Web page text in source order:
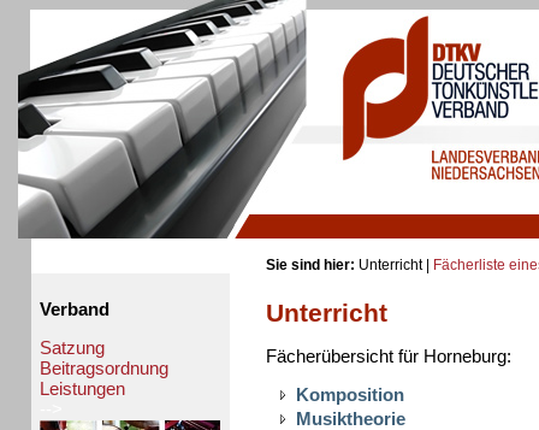
Verband
Satzung
Beitragsordnung
Leistungen
Sie sind hier: Unterricht | Fächerliste
Unterricht
Fächerübersicht für Horneburg:
Komposition
Musiktheorie